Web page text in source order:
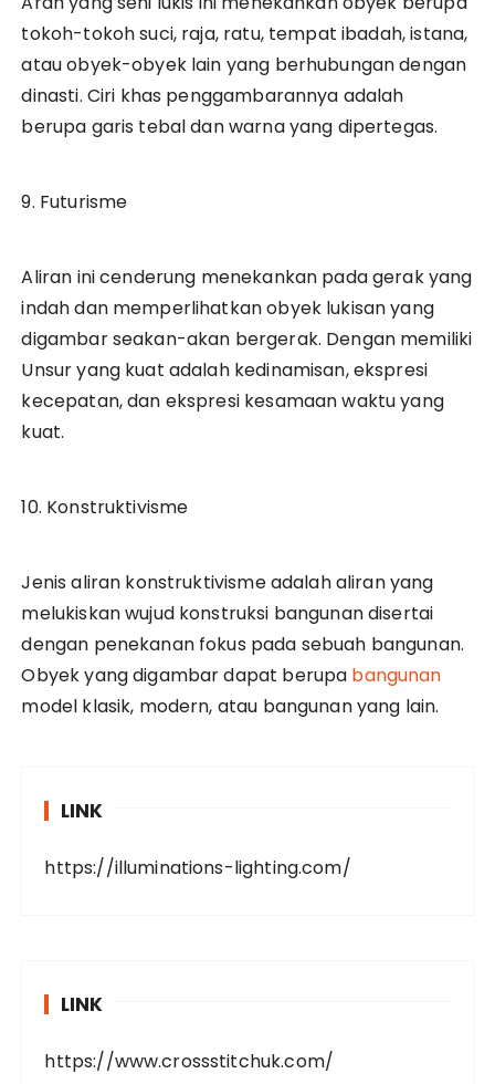
tokoh-tokoh suci, raja, ratu, tempat ibadah, istana,
atau obyek-obyek lain yang berhubungan dengan
dinasti. Ciri khas penggambarannya adalah
berupa garis tebal dan warna yang dipertegas.
9. Futurisme
Aliran ini cenderung menekankan pada gerak yang
indah dan memperlihatkan obyek lukisan yang
digambar seakan-akan bergerak. Dengan memiliki
Unsur yang kuat adalah kedinamisan, ekspresi
kecepatan, dan ekspresi kesamaan waktu yang
kuat.
10. Konstruktivisme
Jenis aliran konstruktivisme adalah aliran yang
melukiskan wujud konstruksi bangunan disertai
dengan penekanan fokus pada sebuah bangunan.
Obyek yang digambar dapat berupa bangunan
model klasik, modern, atau bangunan yang lain.
LINK
https://illuminations-lighting.com/
LINK
https://www.crossstitchuk.com/